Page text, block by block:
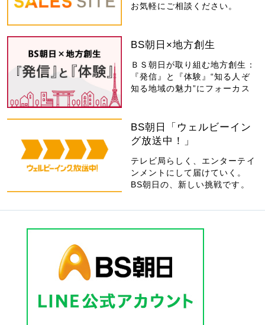
お気軽にご相談ください。
BS朝日×地方創生
ＢＳ朝日が取り組む地方創生：
『発信』と『体験』“知る人ぞ
知る地域の魅力”にフォーカス
BS朝日「ウェルビーイン
グ放送中！」
テレビ局らしく、エンターテイ
ンメントにして届けていく。
BS朝日の、新しい挑戦です。